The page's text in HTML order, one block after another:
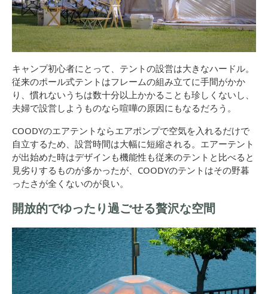
キャンプ初心者にとって、テントの設営は大きなハードル。
従来のポール式テントはフレームの組み立てに手間がかか
り、慣れないうちは数十分以上かかることも珍しくないし、
夫婦で設営しようものなら喧嘩の原因にもなるだろう。
COODYのエアテントならエアポンプで空気を入れるだけで
自立するため、設営時間は大幅に短縮される。エアーテント
が出始めた時はデザインも機能性も従来のテントと比べると
見劣りするものが多かったが、COODYのテントはその野暮
ったさが全くないのが良い。
開放的でゆったり過ごせる贅沢な空間